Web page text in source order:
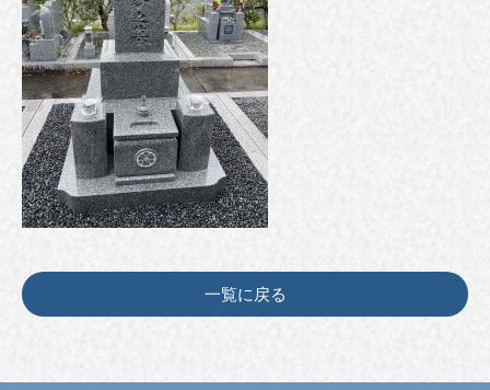
一覧に戻る